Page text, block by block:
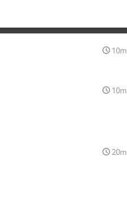
10m
10m
20m